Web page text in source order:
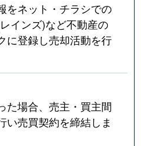
をネット・チラシでの
インズ)など不動産の
に登録し売却活動を行
た場合、売主・買主間
い売買契約を締結しま